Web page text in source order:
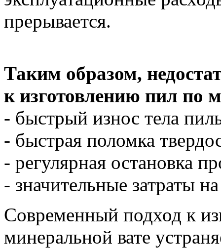
прерывается.
Таким образом,
к изготовлению пил по
- быстрый износ тела
- быстрая поломка
- регулярная остановка
- значительные затраты
Современный подход к
минеральной вате